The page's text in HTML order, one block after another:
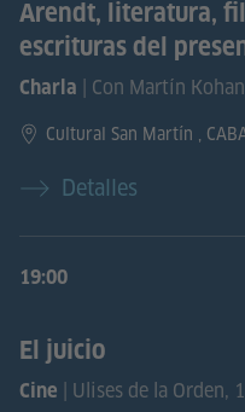
Arendt, literatura,
escrituras del
Charla | Con Martín
Cultural San Martín ,
Detalles
19:00
El juicio
Cine | Ulises de la Orden,